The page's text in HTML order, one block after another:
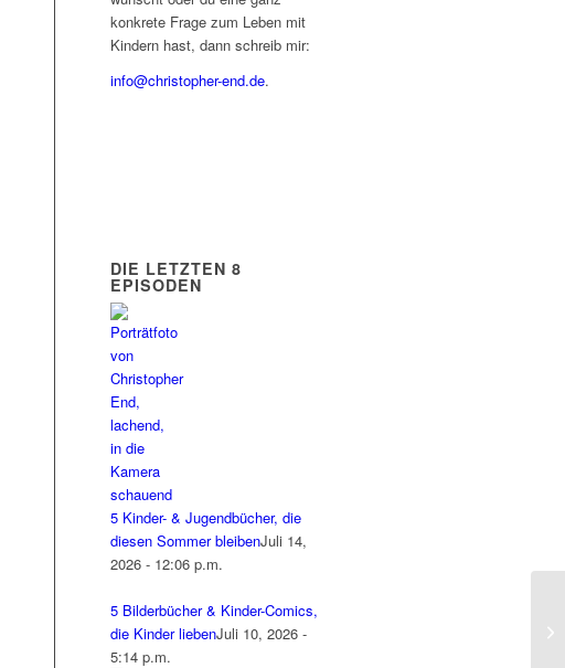
konkrete Frage zum Leben mit
Kindern hast, dann schreib mir:
info@christopher-end.de.
DIE LETZTEN 8
EPISODEN
5 Kinder- & Jugendbücher, die
diesen Sommer bleibenJuli 14,
2026 - 12:06 p.m.
5 Bilderbücher & Kinder-Comics,
die Kinder liebenJuli 10, 2026 -
5:14 p.m.